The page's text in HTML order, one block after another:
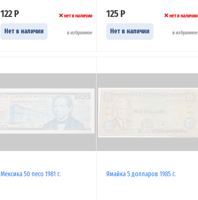
122 Р нет в наличии
Нет в наличии в избранное
125 Р нет в наличии
Нет в наличии в избранное
Мексика 50 песо 1981 г. Ямайка 5 долларов 1985 г.